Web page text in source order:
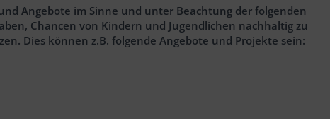
Angebote im Sinne und unter Beachtung der folgenden
Chancen von Kindern und Jugendlichen nachhaltig zu
Dies können z.B. folgende Angebote und Projekte sein: